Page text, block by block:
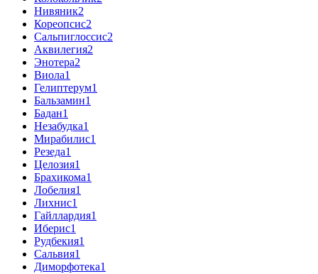
Нивяник2
Кореопсис2
Сальпиглоссис2
Аквилегия2
Энотера2
Виола1
Гелиптерум1
Бальзамин1
Бадан1
Незабудка1
Мирабилис1
Резеда1
Целозия1
Брахикома1
Лобелия1
Лихнис1
Гайллардия1
Иберис1
Рудбекия1
Сальвия1
Диморфотека1